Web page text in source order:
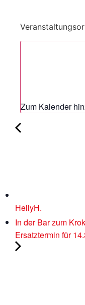
Zum Kalender
HellyH.
In der Bar zum
Ersatztermin für